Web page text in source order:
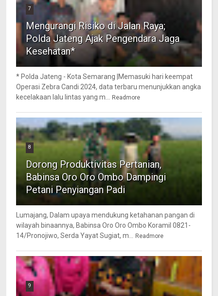
7
Mengurangi Risiko di Jalan Raya;
Polda Jateng Ajak Pengendara Jaga
Kesehatan*
* Polda Jateng - Kota Semarang |Memasuki hari keempat
Operasi Zebra Candi 2024, data terbaru menunjukkan angka
kecelakaan lalu lintas yang m...
Readmore
8
Dorong Produktivitas Pertanian,
Babinsa Oro Oro Ombo Dampingi
Petani Penyiangan Padi
Lumajang, Dalam upaya mendukung ketahanan pangan di
wilayah binaannya, Babinsa Oro Oro Ombo Koramil 0821-
14/Pronojiwo, Serda Yayat Sugiat, m...
Readmore
9